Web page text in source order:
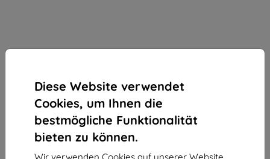
Diese Website verwendet
Cookies, um Ihnen die
bestmögliche Funktionalität
bieten zu können.
Wir verwenden Cookies auf unserer Website.
3mk SilverProtection+ Schutzfolie für Samsung